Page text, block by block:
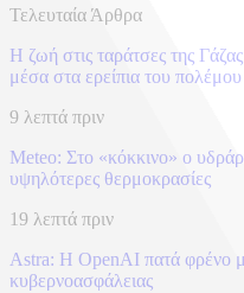
Τελευταία Άρθρα
Η ζωή στις ταράτσες της
μέσα στα ερείπια του πολέμου
9 λεπτά πριν
Meteo: Στο «κόκκινο» ο
υψηλότερες θερμοκρασίες
19 λεπτά πριν
Astra: Η OpenAI πατά φρένο
κυβερνοασφάλειας